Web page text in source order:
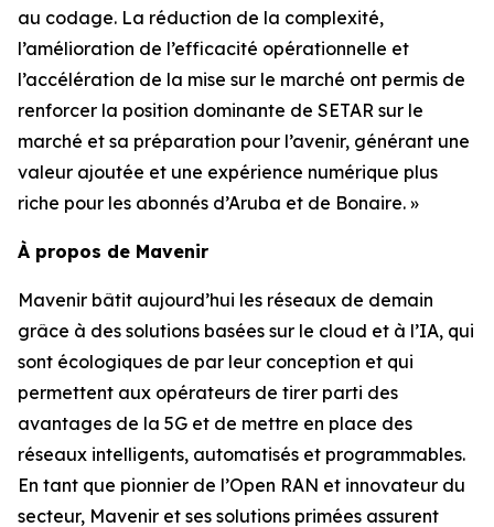
au codage. La réduction de la complexité,
l’amélioration de l’efficacité opérationnelle et
l’accélération de la mise sur le marché ont permis de
renforcer la position dominante de SETAR sur le
marché et sa préparation pour l’avenir, générant une
valeur ajoutée et une expérience numérique plus
riche pour les abonnés d’Aruba et de Bonaire. »
À propos de Mavenir
Mavenir bâtit aujourd’hui les réseaux de demain
grâce à des solutions basées sur le cloud et à l’IA, qui
sont écologiques de par leur conception et qui
permettent aux opérateurs de tirer parti des
avantages de la 5G et de mettre en place des
réseaux intelligents, automatisés et programmables.
En tant que pionnier de l’Open RAN et innovateur du
secteur, Mavenir et ses solutions primées assurent